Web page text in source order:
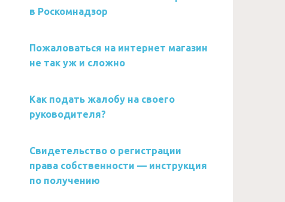
в Роскомнадзор
Пожаловаться на интернет магазин
не так уж и сложно
Как подать жалобу на своего
руководителя?
Свидетельство о регистрации
права собственности — инструкция
по получению